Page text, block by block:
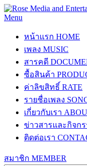
Menu
หน้าแรก HOME
เพลง MUSIC
สารคดี
ซื้อสินค้า
ค่าลิขสิทธิ์ RATE
รายชื่อเพลง
เกี่ยวกับเรา
ข่าวสารและกิจกร
ติดต่อเรา
สมาชิก MEMBER